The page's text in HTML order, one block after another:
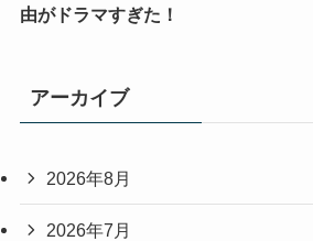
由がドラマすぎた！
アーカイブ
2026年8月
2026年7月